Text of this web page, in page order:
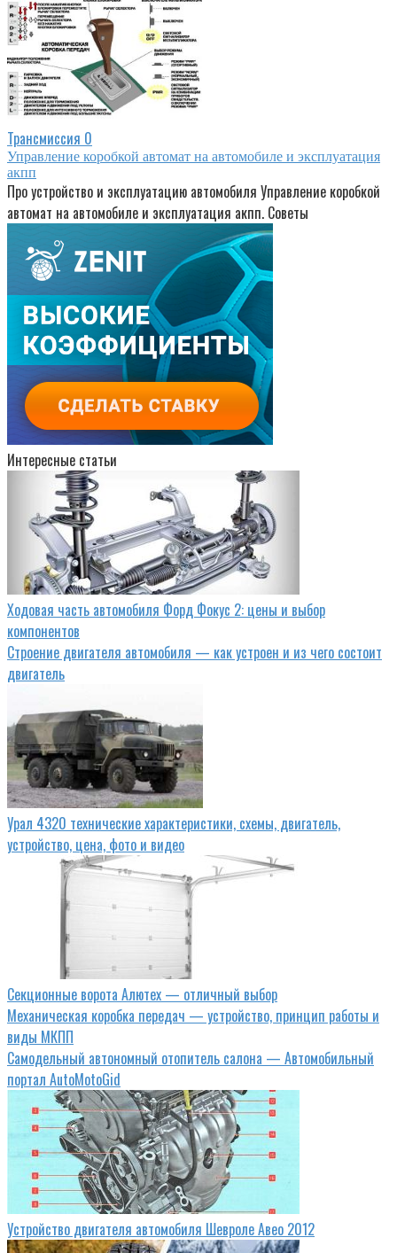
Трансмиссия 0
Управление коробкой автомат на автомобиле и эксплуатация
акпп
Про устройство и эксплуатацию автомобиля Управление коробкой
автомат на автомобиле и эксплуатация акпп. Советы
Интересные статьи
Ходовая часть автомобиля Форд Фокус 2: цены и выбор
компонентов
Строение двигателя автомобиля — как устроен и из чего состоит
двигатель
Урал 4320 технические характеристики, схемы, двигатель,
устройство, цена, фото и видео
Секционные ворота Алютех — отличный выбор
Механическая коробка передач — устройство, принцип работы и
виды МКПП
Самодельный автономный отопитель салона — Автомобильный
портал AutoMotoGid
Устройство двигателя автомобиля Шевроле Авео 2012